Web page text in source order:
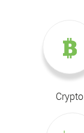
Crypto